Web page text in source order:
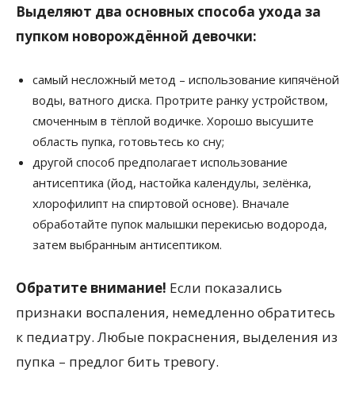
Выделяют два основных способа ухода за
пупком новорождённой девочки:
самый несложный метод – использование кипячёной
воды, ватного диска. Протрите ранку устройством,
смоченным в тёплой водичке. Хорошо высушите
область пупка, готовьтесь ко сну;
другой способ предполагает использование
антисептика (йод, настойка календулы, зелёнка,
хлорофилипт на спиртовой основе). Вначале
обработайте пупок малышки перекисью водорода,
затем выбранным антисептиком.
Обратите внимание! Если показались
признаки воспаления, немедленно обратитесь
к педиатру. Любые покраснения, выделения из
пупка – предлог бить тревогу.